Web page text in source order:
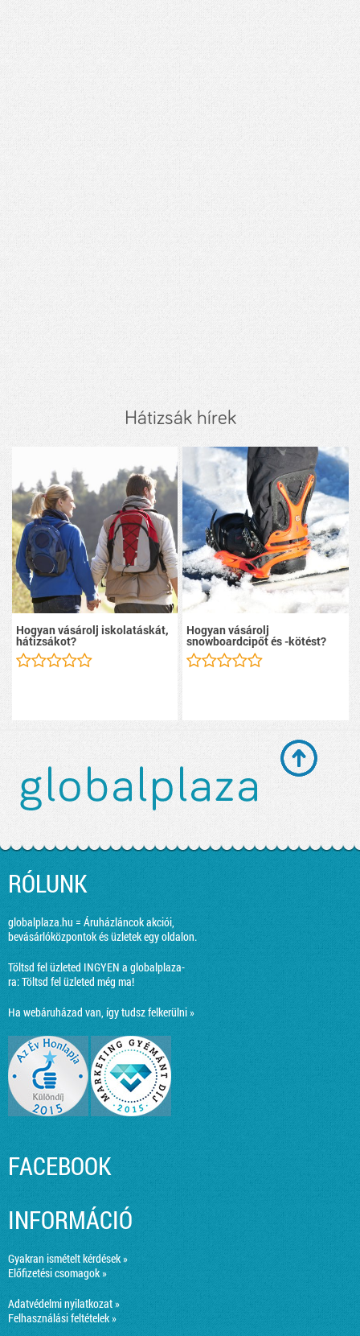
Hátizsák hírek
Hogyan vásárolj iskolatáskát,
hátizsákot?
Hogyan vásárolj
snowboardcipőt és -kötést?
RÓLUNK
globalplaza.hu = Áruházláncok akciói,
bevásárlóközpontok és üzletek egy oldalon.
Töltsd fel üzleted INGYEN a globalplaza-
ra:Töltsd fel üzleted még ma!
Ha webáruházad van, így tudsz felkerülni »
FACEBOOK
INFORMÁCIÓ
Gyakran ismételt kérdések »
Előfizetési csomagok »
Adatvédelmi nyilatkozat »
Felhasználási feltételek »